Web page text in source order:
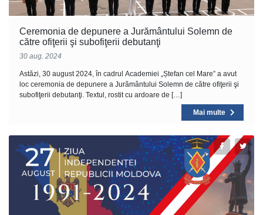
Ceremonia de depunere a Jurământului Solemn de
către ofiţerii şi subofiţerii debutanţi
30 aug. 2024
Astăzi, 30 august 2024, în cadrul Academiei „Ștefan cel Mare” a avut
loc ceremonia de depunere a Jurământului Solemn de către ofiţerii şi
subofiţerii debutanţi. Textul, rostit cu ardoare de […]
Mai multe